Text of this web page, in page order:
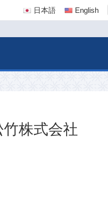
日本語 English
株式会社